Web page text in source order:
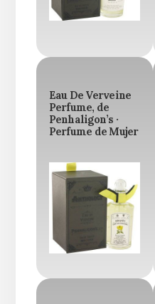
Eau De Verveine
Perfume, de
Penhaligon’s ·
Perfume de Mujer